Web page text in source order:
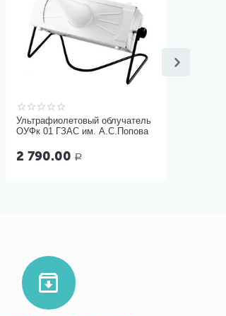
Ультрафиолетовый облучатель
ОУФк 01 ГЗАС им. А.С.Попова
2 790.00 Р